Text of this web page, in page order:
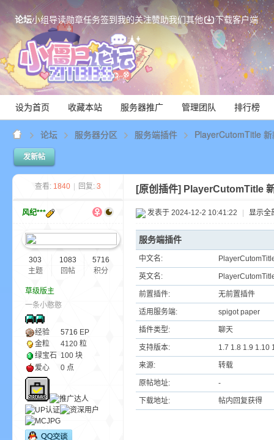
论坛小组导读勋章任务签到我的关注赞助我们其他 下载客户端
设为首页 收藏本站 服务器推广 管理团队 排行榜
论坛 服务器分区 服务端插件 PlayerCutomTitle
发新帖
查看: 1840 回复: 3 [原创插件] PlayerCutomTitle
风纪***
303
主题
1083
回帖
5716
积分
草级版主
一条小憨憨
经验 5716 EP
金粒
4120 粒
绿宝石 100 块
爱心
0 点
发表于 2024-12-2 10:41:22 显示全
服务端插件
中文名:
英文名:
前置插件: 无前置插件
适用服务端: spigot paper
插件类型: 聊天
支持版本: 1.7 1.8 1.9 1.10
来源: 转载
原帖地址: -
下载地址: 帖内回复获得